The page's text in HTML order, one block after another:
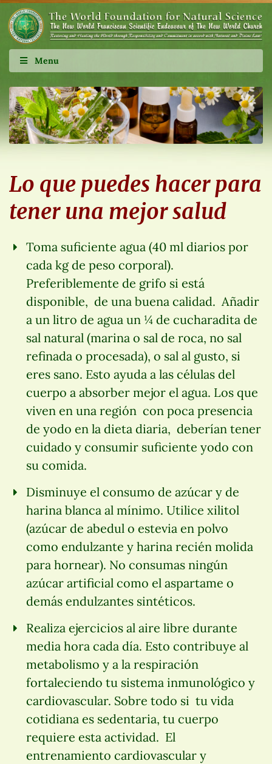
Menu
Lo que puedes hacer para
tener una mejor salud
Toma suficiente agua (40 ml diarios por
cada kg de peso corporal).
Preferiblemente de grifo si está
disponible, de una buena calidad. Añadir
a un litro de agua un ¼ de cucharadita de
sal natural (marina o sal de roca, no sal
refinada o procesada), o sal al gusto, si
eres sano. Esto ayuda a las células del
cuerpo a absorber mejor el agua. Los que
viven en una región con poca presencia
de yodo en la dieta diaria, deberían tener
cuidado y consumir suficiente yodo con
su comida.
Disminuye el consumo de azúcar y de
harina blanca al mínimo. Utilice xilitol
(azúcar de abedul o estevia en polvo
como endulzante y harina recién molida
para hornear). No consumas ningún
azúcar artificial como el aspartame o
demás endulzantes sintéticos.
Realiza ejercicios al aire libre durante
media hora cada día. Esto contribuye al
metabolismo y a la respiración
fortaleciendo tu sistema inmunológico y
cardiovascular. Sobre todo si tu vida
cotidiana es sedentaria, tu cuerpo
requiere esta actividad. El
entrenamiento cardiovascular y